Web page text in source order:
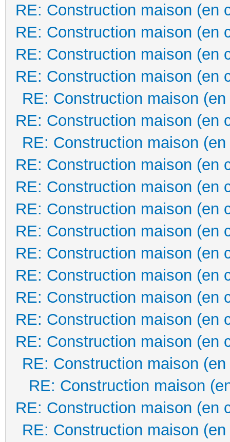
RE: Construction maison (en
RE: Construction maison (en
RE: Construction maison (en
RE: Construction maison (en
RE: Construction maison
RE: Construction maison (en
RE: Construction maison
RE: Construction maison (en
RE: Construction maison (en
RE: Construction maison (en
RE: Construction maison (en
RE: Construction maison (en
RE: Construction maison (en
RE: Construction maison (en
RE: Construction maison (en
RE: Construction maison (en
RE: Construction maison
RE: Construction maison
RE: Construction maison (en
RE: Construction maison